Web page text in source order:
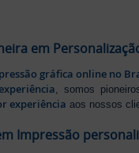
em
gráfica online no
, somos
experiência aos nossos
Impressão